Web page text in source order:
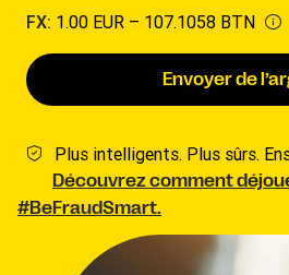
FX: 1.00 EUR – 107.1058 BTN
Envoyer de
Plus intelligents. Plus sûrs.
Découvrez comment
#BeFraudSmart.